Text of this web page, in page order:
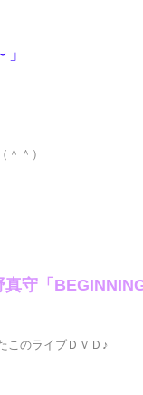
＾）
真守「
このライブＤＶＤ♪